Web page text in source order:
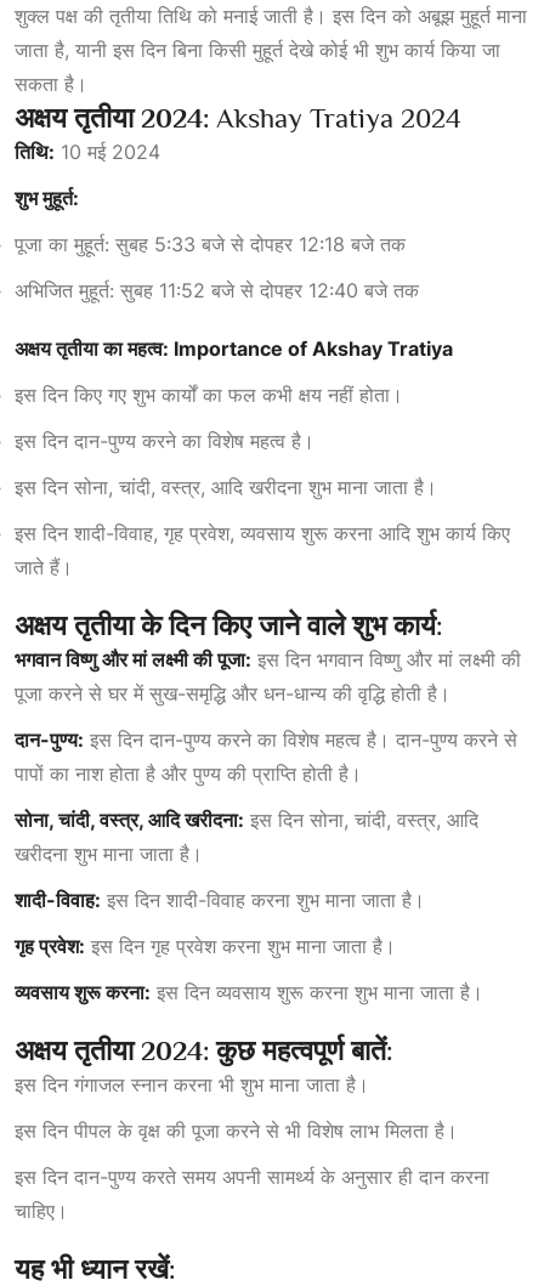
शुक्ल पक्ष की तृतीया तिथि को मनाई जाती है। इस दिन को अबूझ मुहूर्त माना
जाता है, यानी इस दिन बिना किसी मुहूर्त देखे कोई भी शुभ कार्य किया जा
सकता है।
अक्षय तृतीया 2024: Akshay Tratiya 2024
तिथि: 10 मई 2024
शुभ मुहूर्त:
पूजा का मुहूर्त: सुबह 5:33 बजे से दोपहर 12:18 बजे तक
अभिजित मुहूर्त: सुबह 11:52 बजे से दोपहर 12:40 बजे तक
अक्षय तृतीया का महत्व: Importance of Akshay Tratiya
इस दिन किए गए शुभ कार्यों का फल कभी क्षय नहीं होता।
इस दिन दान-पुण्य करने का विशेष महत्व है।
इस दिन सोना, चांदी, वस्त्र, आदि खरीदना शुभ माना जाता है।
इस दिन शादी-विवाह, गृह प्रवेश, व्यवसाय शुरू करना आदि शुभ कार्य किए
जाते हैं।
अक्षय तृतीया के दिन किए जाने वाले शुभ कार्य:
भगवान विष्णु और मां लक्ष्मी की पूजा: इस दिन भगवान विष्णु और मां लक्ष्मी की
पूजा करने से घर में सुख-समृद्धि और धन-धान्य की वृद्धि होती है।
दान-पुण्य: इस दिन दान-पुण्य करने का विशेष महत्व है। दान-पुण्य करने से
पापों का नाश होता है और पुण्य की प्राप्ति होती है।
सोना, चांदी, वस्त्र, आदि खरीदना: इस दिन सोना, चांदी, वस्त्र, आदि
खरीदना शुभ माना जाता है।
शादी-विवाह: इस दिन शादी-विवाह करना शुभ माना जाता है।
गृह प्रवेश: इस दिन गृह प्रवेश करना शुभ माना जाता है।
व्यवसाय शुरू करना: इस दिन व्यवसाय शुरू करना शुभ माना जाता है।
अक्षय तृतीया 2024: कुछ महत्वपूर्ण बातें:
इस दिन गंगाजल स्नान करना भी शुभ माना जाता है।
इस दिन पीपल के वृक्ष की पूजा करने से भी विशेष लाभ मिलता है।
इस दिन दान-पुण्य करते समय अपनी सामर्थ्य के अनुसार ही दान करना
चाहिए।
यह भी ध्यान रखें: